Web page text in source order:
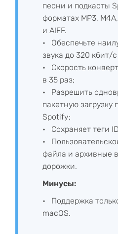
песни и подкасты
форматах MP3,
и AIFF.
Обеспечьте
звука до 320 кбит/
Скорость
в 35 раз;
Разрешить
пакетную загрузку
Spotify;
Сохраняет теги
файла и архивные
дорожки.
Минусы:
Поддержка
macOS.